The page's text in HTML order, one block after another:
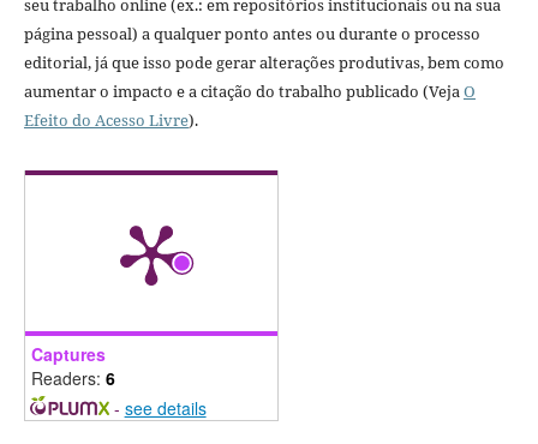
seu trabalho online (ex.: em repositórios institucionais ou na sua
página pessoal) a qualquer ponto antes ou durante o processo
editorial, já que isso pode gerar alterações produtivas, bem como
aumentar o impacto e a citação do trabalho publicado (VejaO
Efeito do Acesso Livre).
Captures
Readers: 6
- see details